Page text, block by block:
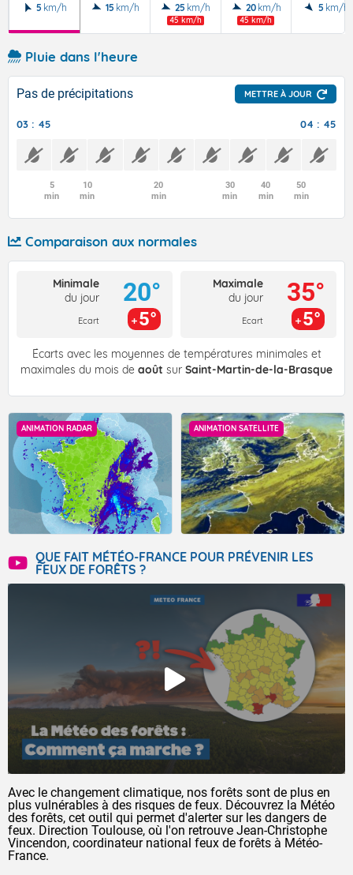
5 km/h 15 km/h 25 km/h
45 km/h
20 km/h
45 km/h
5 km/h
Pluie dans l'heure
Pas de précipitations METTRE À JOUR
03 : 45 04 : 45
5
min
10
min
20
min
30
min
40
min
50
min
Comparaison aux normales
Minimale
du jour
Ecart
20°
5°
Maximale
du jour
Ecart
35°
5°
Écarts avec les moyennes de températures minimales et
maximales du mois de août sur Saint-Martin-de-la-Brasque
ANIMATION RADAR ANIMATION SATELLITE
QUE FAIT MÉTÉO-FRANCE POUR PRÉVENIR LES
FEUX DE FORÊTS ?
Avec le changement climatique, nos forêts sont de plus en
plus vulnérables à des risques de feux. Découvrez la Météo
des forêts, cet outil qui permet d'alerter sur les dangers de
feux. Direction Toulouse, où l'on retrouve Jean-Christophe
Vincendon, coordinateur national feux de forêts à Météo-
France.